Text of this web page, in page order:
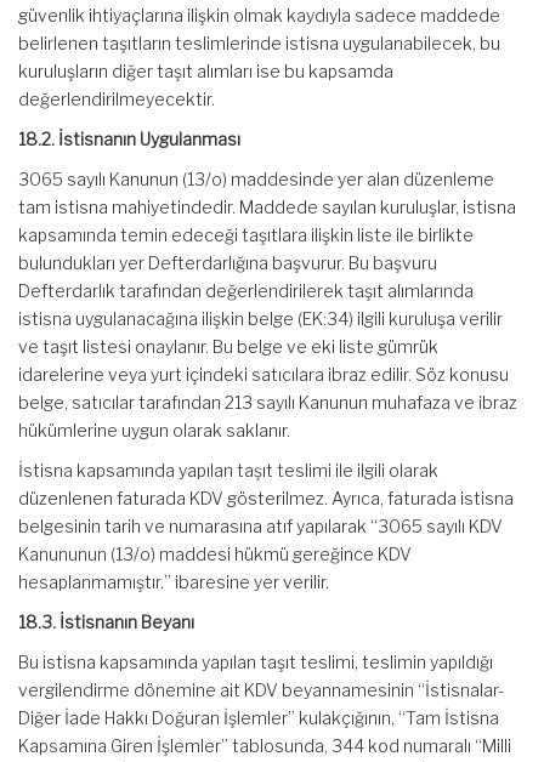
güvenlik ihtiyaçlarına ilişkin olmak kaydıyla sadece maddede
belirlenen taşıtların teslimlerinde istisna uygulanabilecek, bu
kuruluşların diğer taşıt alımları ise bu kapsamda
değerlendirilmeyecektir.
18.2. İstisnanın Uygulanması
3065 sayılı Kanunun (13/o) maddesinde yer alan düzenleme
tam istisna mahiyetindedir. Maddede sayılan kuruluşlar, istisna
kapsamında temin edeceği taşıtlara ilişkin liste ile birlikte
bulundukları yer Defterdarlığına başvurur. Bu başvuru
Defterdarlık tarafından değerlendirilerek taşıt alımlarında
istisna uygulanacağına ilişkin belge (EK:34) ilgili kuruluşa verilir
ve taşıt listesi onaylanır. Bu belge ve eki liste gümrük
idarelerine veya yurt içindeki satıcılara ibraz edilir. Söz konusu
belge, satıcılar tarafından 213 sayılı Kanunun muhafaza ve ibraz
hükümlerine uygun olarak saklanır.
İstisna kapsamında yapılan taşıt teslimi ile ilgili olarak
düzenlenen faturada KDV gösterilmez. Ayrıca, faturada istisna
belgesinin tarih ve numarasına atıf yapılarak “3065 sayılı KDV
Kanununun (13/o) maddesi hükmü gereğince KDV
hesaplanmamıştır.” ibaresine yer verilir.
18.3. İstisnanın Beyanı
Bu istisna kapsamında yapılan taşıt teslimi, teslimin yapıldığı
vergilendirme dönemine ait KDV beyannamesinin “İstisnalar-
Diğer İade Hakkı Doğuran İşlemler” kulakçığının, “Tam İstisna
Kapsamına Giren İşlemler” tablosunda, 344 kod numaralı “Milli